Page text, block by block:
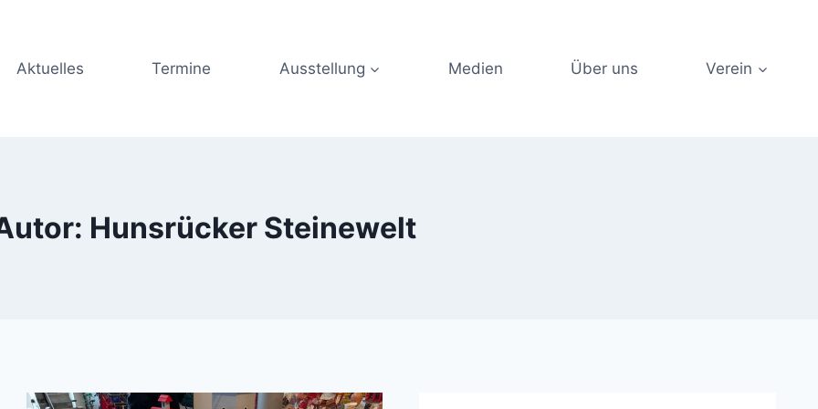
Aktuelles Termine Ausstellung Medien Über uns Verein
Hunsrücker Steinewelt